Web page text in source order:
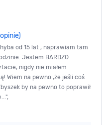
od 15 lat , naprawiam tam
Jestem BARDZO
nigdy nie miałem
Wiem na pewno ,że jeśli coś
by na pewno to poprawił